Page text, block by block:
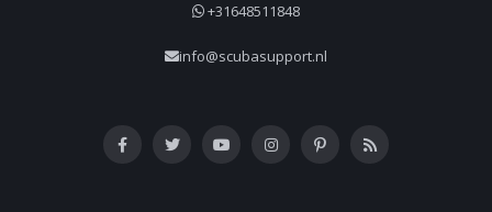
+31648511848
info@scubasupport.nl